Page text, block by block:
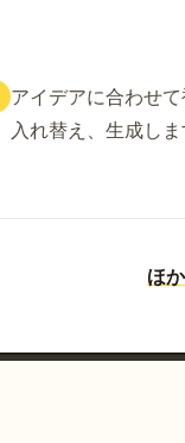
アイデアに合わせ
入れ替え、生成しま
ほ